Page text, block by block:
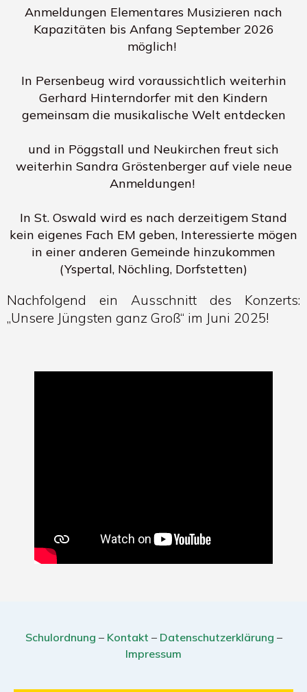
Anmeldungen Elementares Musizieren nach
Kapazitäten bis Anfang September 2026
möglich!
In Persenbeug wird voraussichtlich weiterhin
Gerhard Hinterndorfer mit den Kindern
gemeinsam die musikalische Welt entdecken
und in Pöggstall und Neukirchen freut sich
weiterhin Sandra Gröstenberger auf viele neue
Anmeldungen!
In St. Oswald wird es nach derzeitigem Stand
kein eigenes Fach EM geben, Interessierte mögen
in einer anderen Gemeinde hinzukommen
(Yspertal, Nöchling, Dorfstetten)
Nachfolgend ein Ausschnitt des Konzerts:
„Unsere Jüngsten ganz Groß“ im Juni 2025!
Schulordnung – Kontakt – Datenschutzerklärung –
Impressum